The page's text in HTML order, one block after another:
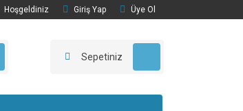
Hoşgeldiniz Giriş Yap Üye Ol
Sepetiniz